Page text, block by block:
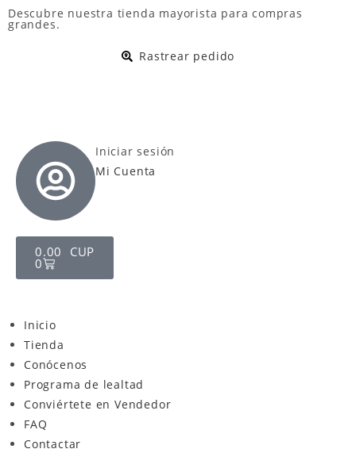
Descubre nuestra tienda mayorista para compras
grandes.
Rastrear pedido
Iniciar sesión
Mi Cuenta
0.00 CUP
0
Inicio
Tienda
Conócenos
Programa de lealtad
Conviértete en Vendedor
FAQ
Contactar